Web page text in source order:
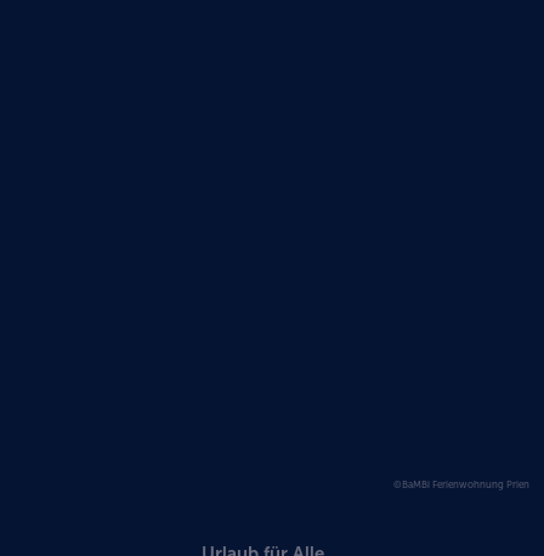
©BaMBi Ferienwohnung Prien